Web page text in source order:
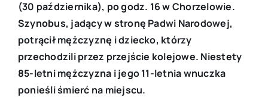
(30 października), po godz. 16 w Chorzelowie.
Szynobus, jadący w stronę Padwi Narodowej,
potrącił mężczyznę i dziecko, którzy
przechodzili przez przejście kolejowe. Niestety
85-letni mężczyzna i jego 11-letnia wnuczka
ponieśli śmierć na miejscu.